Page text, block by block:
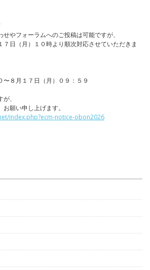
やフォーラムへのご投稿は可能ですが、
７日（月）１０時より順次対応させていただきま
〜８月１７日（月）０９：５９
、
願い申し上げます。
index.php?ecm-notice-obon2026